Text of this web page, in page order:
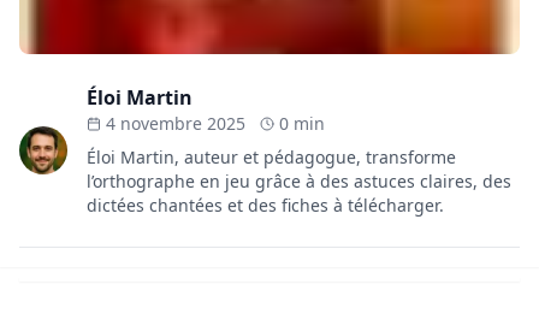
Éloi Martin
4 novembre 2025
0 min
Éloi Martin, auteur et pédagogue, transforme
l’orthographe en jeu grâce à des astuces claires, des
dictées chantées et des fiches à télécharger.